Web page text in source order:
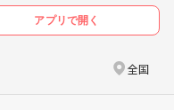
アプリで開く
全国